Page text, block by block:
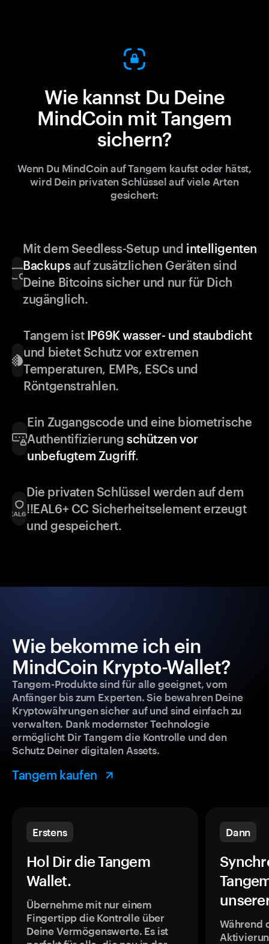
Wie kannst Du Deine
MindCoin mit Tangem
sichern?
Wenn Du MindCoin auf Tangem kaufst oder hätst,
wird Dein privaten Schlüssel auf viele Arten
gesichert:
Mit dem Seedless-Setup und intelligenten
Backupsauf zusätzlichen Geräten sind
Deine Bitcoins sicher und nur für Dich
zugänglich.
Tangem ist IP69K wasser- und staubdicht
und bietet Schutz vor extremen
Temperaturen, EMPs, ESCs und
Röntgenstrahlen.
Ein Zugangscode und eine biometrische
Authentifizierung schützen vor
unbefugtem Zugriff.
Die privaten Schlüssel werden auf dem
!!EAL6+ CC Sicherheitselement erzeugt
und gespeichert.
Wie bekomme ich ein
MindCoin Krypto-Wallet?
Tangem-Produkte sind für alle geeignet, vom
Anfänger bis zum Experten. Sie bewahren Deine
Kryptowährungen sicher auf und sind einfach zu
verwalten. Dank modernster Technologie
ermöglicht Dir Tangem die Kontrolle und den
Schutz Deiner digitalen Assets.
Tangem kaufen
Erstens
Hol Dir die Tangem
Wallet.
Übernehme mit nur einem
Fingertipp die Kontrolle über
Deine Vermögenswerte. Es ist
Dann
Während